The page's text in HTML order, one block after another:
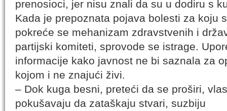
prenosioci, jer nisu znali da su u dodiru s
Kada je prepoznata pojava bolesti za koju
pokreće se mehanizam zdravstvenih i
partijski komiteti, sprovode se istrage.
informacije kako javnost ne bi saznala za
kojom i ne znajući živi.
– Dok kuga besni, preteći da se proširi,
pokušavaju da zataškaju stvari, suzbiju